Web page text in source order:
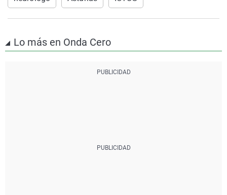
Lo más en Onda Cero